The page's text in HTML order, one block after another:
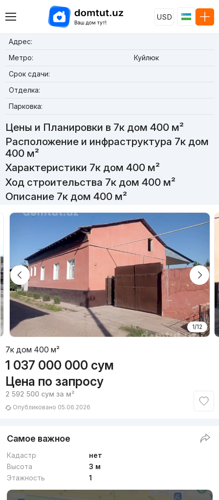
USD
Адрес:
Метро:
Куйлюк
Срок сдачи:
Отделка:
Парковка:
Цены и Планировки в 7к дом 400 м²
Расположение и инфраструктура 7к дом
400 м²
Характеристики 7к дом 400 м²
Ход строительства 7к дом 400 м²
Описание 7к дом 400 м²
1/12
7к дом 400 м²
1 037 000 000 сум
Цена по запросу
2 592 500 сум за м²
Опубликовано 05.06.2026
Самое важное
Кадастр
нет
Высота
3 м
Этажность
1